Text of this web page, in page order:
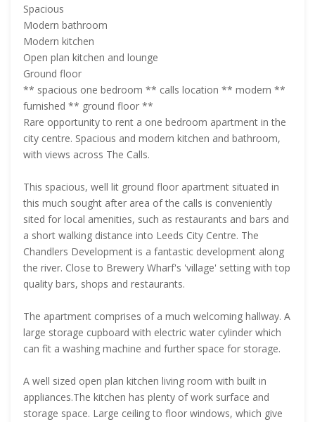
Spacious
Modern bathroom
Modern kitchen
Open plan kitchen and lounge
Ground floor
** spacious one bedroom ** calls location ** modern **
furnished ** ground floor **
Rare opportunity to rent a one bedroom apartment in the
city centre. Spacious and modern kitchen and bathroom,
with views across The Calls.
This spacious, well lit ground floor apartment situated in
this much sought after area of the calls is conveniently
sited for local amenities, such as restaurants and bars and
a short walking distance into Leeds City Centre. The
Chandlers Development is a fantastic development along
the river. Close to Brewery Wharf's 'village' setting with top
quality bars, shops and restaurants.
The apartment comprises of a much welcoming hallway. A
large storage cupboard with electric water cylinder which
can fit a washing machine and further space for storage.
A well sized open plan kitchen living room with built in
appliances.The kitchen has plenty of work surface and
storage space. Large ceiling to floor windows, which give